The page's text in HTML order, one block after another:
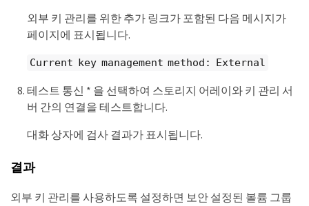
외부 키 관리를 위한 추가 링크가 포함된 다음 메시지가
페이지에 표시됩니다.
Current key management method: External
테스트 통신 * 을 선택하여 스토리지 어레이와 키 관리 서
버 간의 연결을 테스트합니다.
대화 상자에 검사 결과가 표시됩니다.
결과
외부 키 관리를 사용하도록 설정하면 보안 설정된 볼륨 그룹